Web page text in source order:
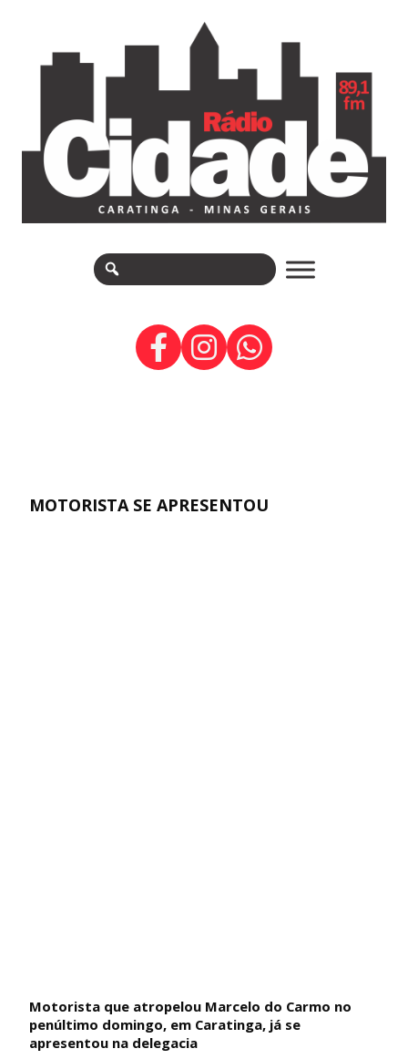
MOTORISTA SE APRESENTOU
Motorista que atropelou Marcelo do Carmo no
penúltimo domingo, em Caratinga, já se
apresentou na delegacia